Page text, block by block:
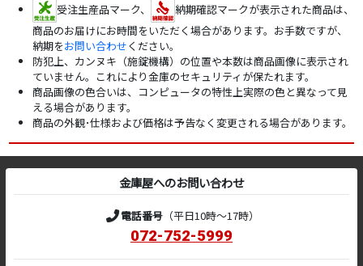
受注生産品マーク、
納期確認マークが表示された商品は、
商品のお届けにお時間をいただく場合があります。お手数ですが、
納期をお問い合わせください。
防犯上、カンヌキ（施錠機構）の位置や本数は商品画像に表示され
ていません。これにより金庫のセキュリティが保たれます。
商品画像の色合いは、コンピュータの特性上実際の色と異なって見
える場合があります。
商品の外観･仕様および価格は予告なく変更される場合があります。
金庫屋へのお問い合わせ
電話番号（平日10時～17時）
072-752-5999